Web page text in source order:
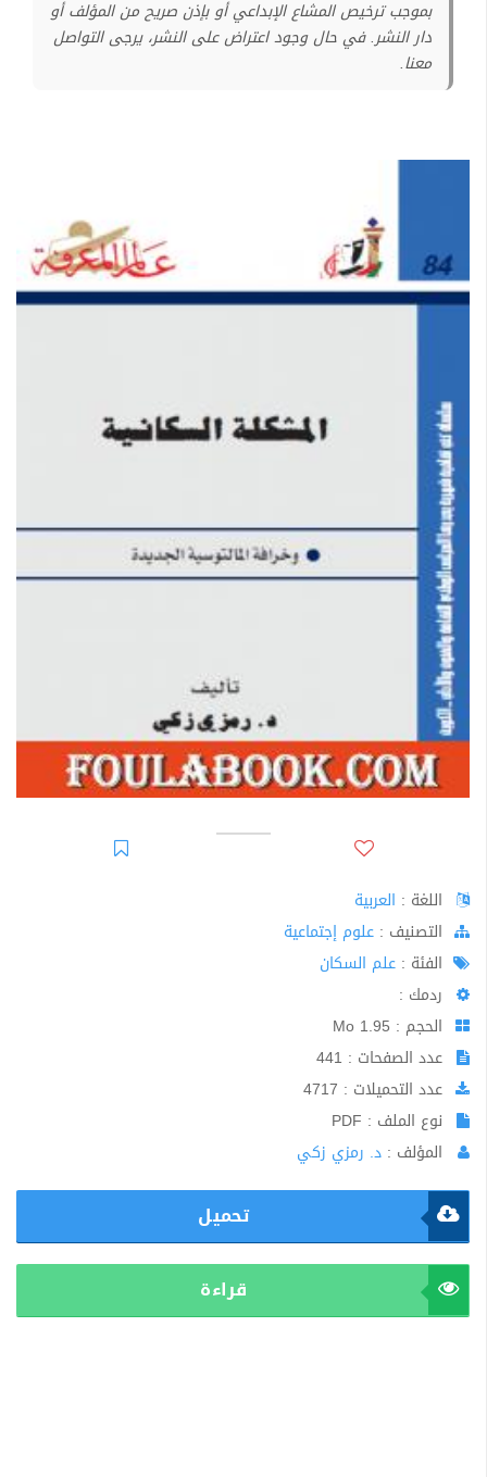
بموجب ترخيص المشاع الإبداعي أو بإذن صريح من المؤلف أو
دار النشر. في حال وجود اعتراض على النشر، يرجى التواصل
معنا.
اللغة : العربية
اﻟﺘﺼﻨﻴﻒ : علوم إجتماعية
الفئة : علم السكان
ردمك :
الحجم : 1.95 Mo
عدد الصفحات : 441
عدد التحميلات : 4717
نوع الملف : PDF
المؤلف : د. رمزي زكي
تحميل
قراءة